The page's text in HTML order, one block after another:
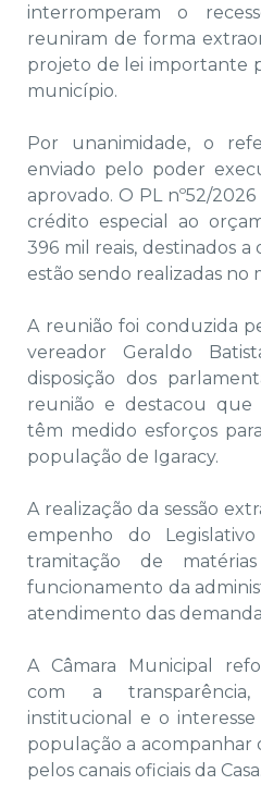
interromperam o
reuniram de forma
projeto de lei importante
município.
Por unanimidade, o
enviado pelo poder
aprovado. O PL nº52/
crédito especial ao
396 mil reais, destinados
estão sendo realizadas no
A reunião foi conduzida
vereador Geraldo
disposição dos
reunião e destacou que
têm medido esforços
população de Igaracy.
A realização da sessão
empenho do
tramitação de
funcionamento da
atendimento das
A Câmara Municipal
com a transparência,
institucional e o
população a acompanhar
pelos canais oficiais da Casa.